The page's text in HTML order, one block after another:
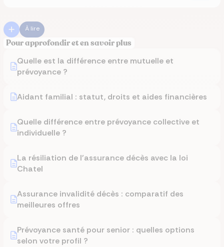
À lire
Pour approfondir et en savoir plus
Quelle est la différence entre mutuelle et
prévoyance ?
Aidant familial : statut, droits et aides financières
Quelle différence entre prévoyance collective et
individuelle ?
La résiliation de l'assurance décès avec la loi
Chatel
Assurance invalidité décès : comparatif des
meilleures offres
Prévoyance santé pour senior : quelles options
selon votre profil ?